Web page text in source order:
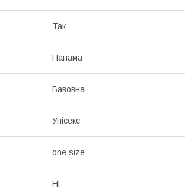
Так
Панама
Бавовна
Унісекс
one size
Ні